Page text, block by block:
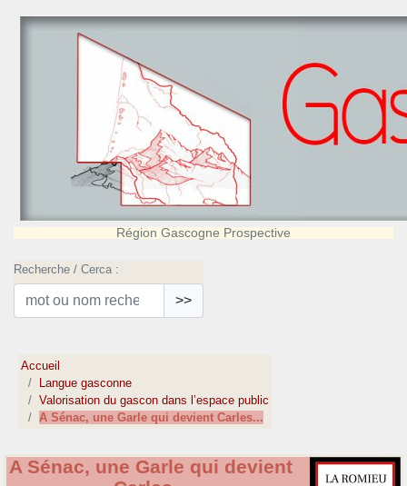
Région Gascogne Prospective
Recherche / Cerca :
>>
Accueil
Langue gasconne
Valorisation du gascon dans l’espace public
A Sénac, une Garle qui devient Carles...
A Sénac, une Garle qui devient